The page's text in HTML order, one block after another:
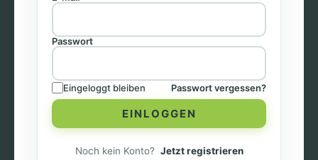
Passwort
Eingeloggt bleiben Passwort vergessen?
EINLOGGEN
Noch kein Konto? Jetzt registrieren